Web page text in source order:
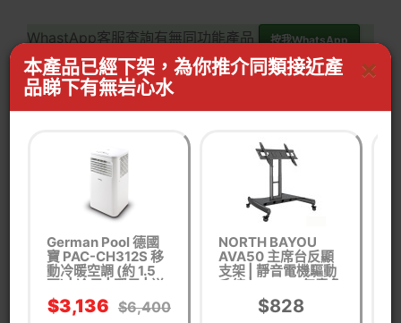
WhastApp客服查詢有無同功能產品 按我WhatsApp
×
本產品已經下架，為你推介同類接近產
品睇下有無岩心水
German Pool 德國
寶 PAC-CH312S 移
動冷暖空調 (約 1.5
匹) | 冷風 | 暖風 | 送
風 | 抽濕 | 定頻冷暖
移動式冷氣機 | 香港
$3,136 $6,400
NORTH BAYOU
AVA50 主席台反顯
支架 | 靜音電機驅動
系統 | 0°-90°任意角
度懸停
$828